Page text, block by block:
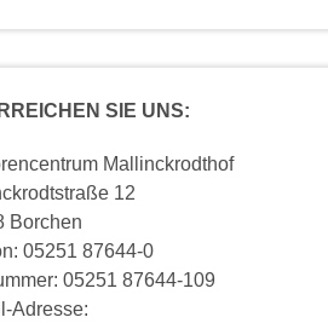
SIE UNS:
Mallinckrodthof
12
Borchen
05251 87644-0
05251 87644-109
Adresse: